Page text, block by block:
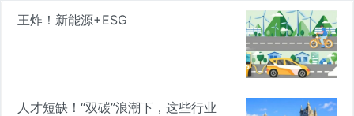
王炸！新能源+ESG
人才短缺！“双碳”浪潮下，这些行业